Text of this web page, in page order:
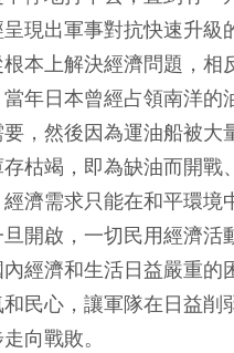
現出軍事對抗快速升級
本上解決經濟問題，相
年日本曾經占領南洋的
，然後因為運油船被大
枯竭，即為缺油而開戰
濟需求只能在和平環境
開啟，一切民用經濟活
經濟和生活日益嚴重的
民心，讓軍隊在日益削
向戰敗。